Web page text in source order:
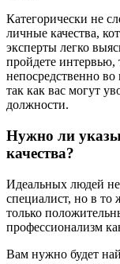
Категорически не
личные качества,
эксперты легко
пройдете интервью,
непосредственно
так как вас могут
должности.
Нужно ли
качества?
Идеальных людей
специалист, но в то
только
профессионализм
Вам нужно будет